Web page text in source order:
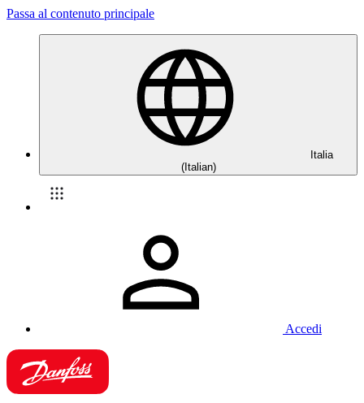
Passa al contenuto principale
Italia
(Italian)
Accedi